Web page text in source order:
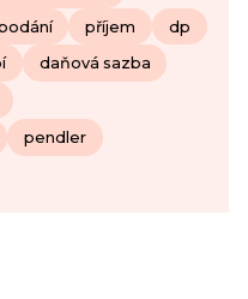
příjem dp
daňová sazba
pendler